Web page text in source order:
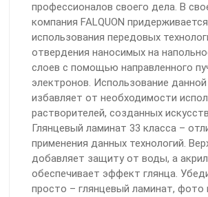
профессионалов своего дела. В
компания FALQUON придерживается
использования передовых
отвердения наносимых на
слоев с помощью направленного
электронов. Использование данной
избавляет от необходимости
растворителей, созданных
Глянцевый ламинат 33 класса –
применения данных технологий.
добавляет защиту от воды, а акрил
обеспечивает эффект глянца.
просто – глянцевый ламинат, фото